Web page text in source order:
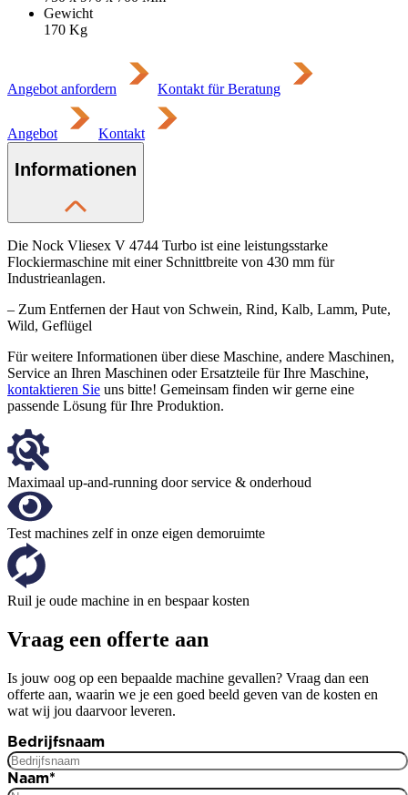
Gewicht
170 Kg
Angebot anfordern Kontakt für Beratung
Angebot Kontakt
Informationen
Die Nock Vliesex V 4744 Turbo ist eine leistungsstarke
Flockiermaschine mit einer Schnittbreite von 430 mm für
Industrieanlagen.
– Zum Entfernen der Haut von Schwein, Rind, Kalb, Lamm, Pute,
Wild, Geflügel
Für weitere Informationen über diese Maschine, andere Maschinen,
Service an Ihren Maschinen oder Ersatzteile für Ihre Maschine,
kontaktieren Sie uns bitte! Gemeinsam finden wir gerne eine
passende Lösung für Ihre Produktion.
Maximaal up-and-running door service & onderhoud
Test machines zelf in onze eigen demoruimte
Ruil je oude machine in en bespaar kosten
Vraag een offerte aan
Is jouw oog op een bepaalde machine gevallen? Vraag dan een
offerte aan, waarin we je een goed beeld geven van de kosten en
wat wij jou daarvoor leveren.
Bedrijfsnaam
Naam*